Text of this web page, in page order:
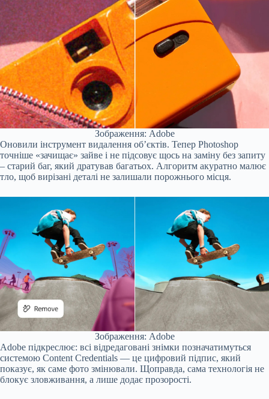
Зображення: Adobe
Оновили інструмент видалення об’єктів. Тепер Photoshop
точніше «зачищає» зайве і не підсовує щось на заміну без запиту
– старий баг, який дратував багатьох. Алгоритм акуратно малює
тло, щоб вирізані деталі не залишали порожнього місця.
Зображення: Adobe
Adobe підкреслює: всі відредаговані знімки позначатимуться
системою Content Credentials — це цифровий підпис, який
показує, як саме фото змінювали. Щоправда, сама технологія не
блокує зловживання, а лише додає прозорості.